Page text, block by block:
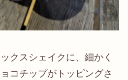
クスシェイクに、細かく
コチップがトッピングさ